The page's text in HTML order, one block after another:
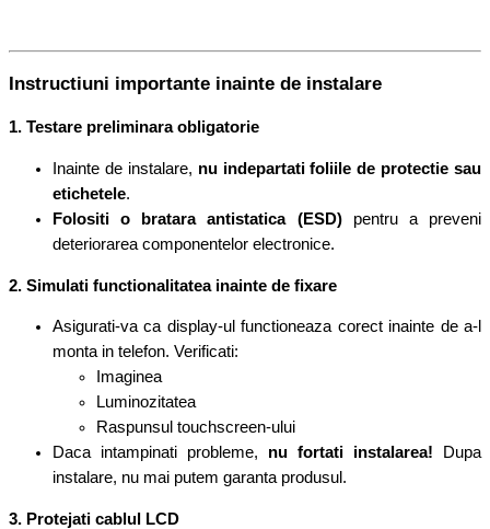
Instructiuni importante inainte de instalare
1. Testare preliminara obligatorie
Inainte de instalare, nu indepartati foliile de protectie sau
etichetele.
Folositi o bratara antistatica (ESD)pentru a preveni
deteriorarea componentelor electronice.
2. Simulati functionalitatea inainte de fixare
Asigurati-va ca display-ul functioneaza corect inainte de a-l
monta in telefon. Verificati:
Imaginea
Luminozitatea
Raspunsul touchscreen-ului
Daca intampinati probleme, nu fortati instalarea! Dupa
instalare, nu mai putem garanta produsul.
3. Protejati cablul LCD